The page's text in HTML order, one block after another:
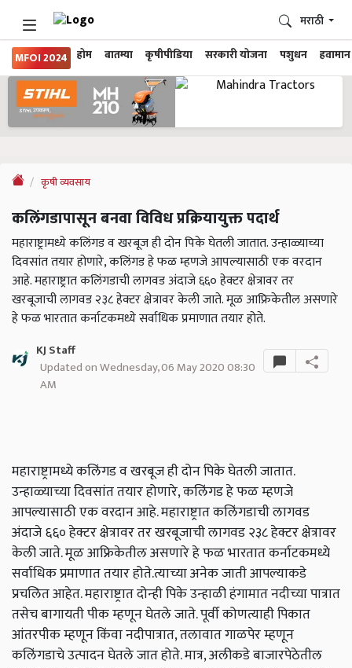
MFOI 2024 होम बातम्या कृषीपीडिया सरकारी योजना पशुधन हवामान
मराठी
कृषी व्यवसाय
कलिंगडापासून बनवा विविध प्रक्रियायुक्त पदार्थ
महाराष्ट्रामध्ये कलिंगड व खरबूज ही दोन पिके घेतली जातात. उन्हाळ्याच्या
दिवसांत तयार होणारे, कलिंगड हे फळ म्हणजे आपल्यासाठी एक वरदान
आहे. महाराष्ट्रात कलिंगडाची लागवड अंदाजे ६६० हेक्टर क्षेत्रावर तर
खरबूजाची लागवड २३८ हेक्टर क्षेत्रावर केली जाते. मूळ आफ्रिकेतील असणारे
हे फळ भारतात कर्नाटकमध्ये सर्वाधिक प्रमाणात तयार होते.
KJ Staff
Updated on Wednesday, 06 May 2020 08:30
AM
महाराष्ट्रामध्ये कलिंगड व खरबूज ही दोन पिके घेतली जातात.
उन्हाळ्याच्या दिवसांत तयार होणारे, कलिंगड हे फळ म्हणजे
आपल्यासाठी एक वरदान आहे. महाराष्ट्रात कलिंगडाची लागवड
अंदाजे ६६० हेक्टर क्षेत्रावर तर खरबूजाची लागवड २३८ हेक्टर क्षेत्रावर
केली जाते. मूळ आफ्रिकेतील असणारे हे फळ भारतात कर्नाटकमध्ये
सर्वाधिक प्रमाणात तयार होते.त्याच्या अनेक जाती आपल्याकडे
प्रचलित आहेत. महाराष्ट्रात दोन्ही पिके उन्हाळी हंगामात नदीच्या पात्रात
तसेच बागायती पीक म्हणून घेतले जाते. पूर्वी कोणत्याही पिकात
आंतरपीक म्हणून किंवा नदीपात्रात,तलावात गाळपेर म्हणून
कलिंगडाचे उत्पादन घेतले जात होते. मात्र,अलीकडे बाजारपेठेतील